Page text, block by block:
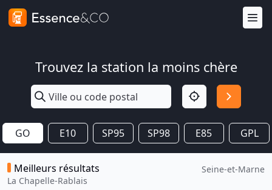
Trouvez la station la moins chère
GO E10 SP95 SP98 E85 GPL
Meilleurs résultats
La Chapelle-Rablais
Seine-et-Marne